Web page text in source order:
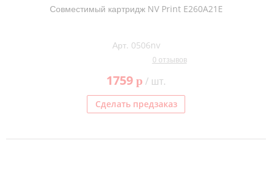
Совместимый картридж NV Print E260A21E
Арт. 0506nv
0 отзывов
1759 p/ шт.
Сделать предзаказ